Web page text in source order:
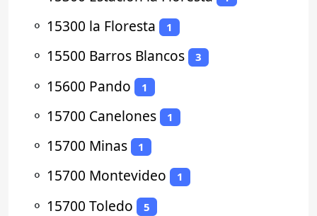
⚬ 15300 la Floresta 1
⚬ 15500 Barros Blancos 3
⚬ 15600 Pando 1
⚬ 15700 Canelones 1
⚬ 15700 Minas 1
⚬ 15700 Montevideo 1
⚬ 15700 Toledo 5